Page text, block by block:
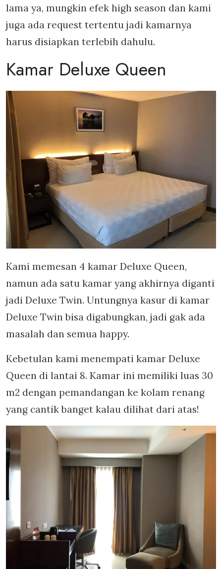
lama ya, mungkin efek high season dan kami
juga ada request tertentu jadi kamarnya
harus disiapkan terlebih dahulu.
Kamar Deluxe Queen
Kami memesan 4 kamar Deluxe Queen,
namun ada satu kamar yang akhirnya diganti
jadi Deluxe Twin. Untungnya kasur di kamar
Deluxe Twin bisa digabungkan, jadi gak ada
masalah dan semua happy.
Kebetulan kami menempati kamar Deluxe
Queen di lantai 8. Kamar ini memiliki luas 30
m2 dengan pemandangan ke kolam renang
yang cantik banget kalau dilihat dari atas!